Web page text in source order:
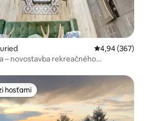
Priemerné
4,94 (367)
– novostavba rekreačného
hosťami
hosťami